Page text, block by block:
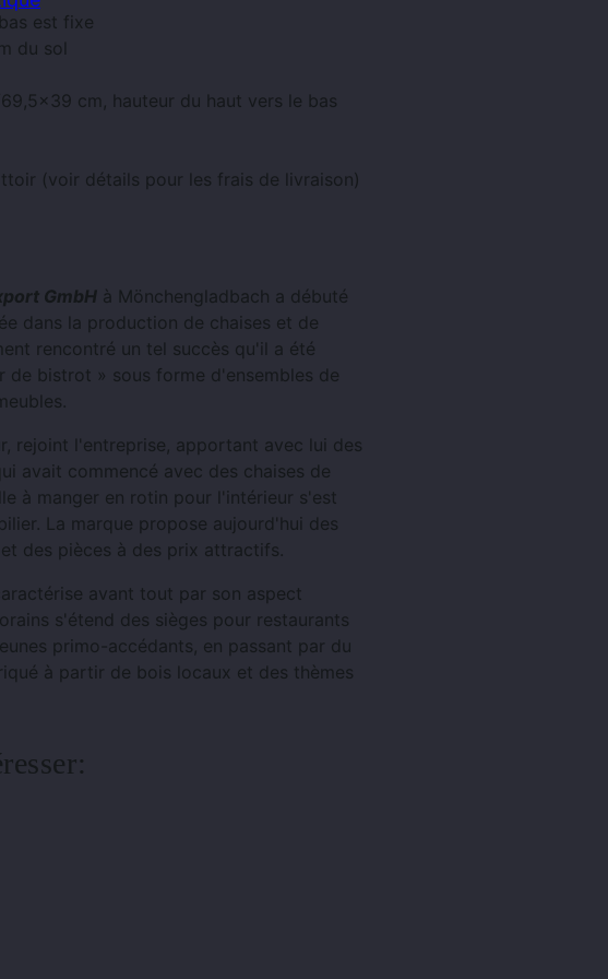
est fixe
du sol
cm, hauteur du haut vers le bas
(voir détails pour les frais de livraison)
GmbH à Mönchengladbach a débuté
dans la production de chaises et de
rencontré un tel succès qu'il a été
bistrot » sous forme d'ensembles de
rejoint l'entreprise, apportant avec lui des
avait commencé avec des chaises de
à manger en rotin pour l'intérieur s'est
La marque propose aujourd'hui des
des pièces à des prix attractifs.
avant tout par son aspect
s'étend des sièges pour restaurants
primo-accédants, en passant par du
à partir de bois locaux et des thèmes